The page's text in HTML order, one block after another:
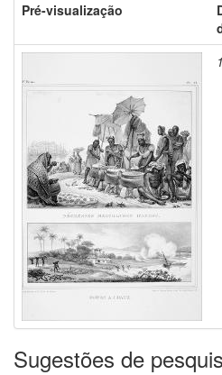
Pré-visualização
Sugestões de